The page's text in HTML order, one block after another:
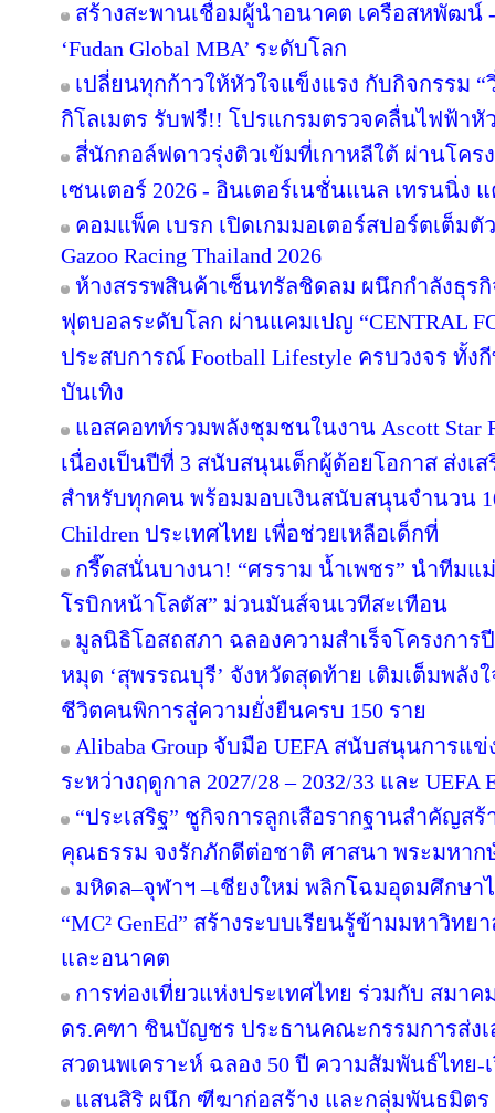
สร้างสะพานเชื่อมผู้นำอนาคต เครือสหพัฒ
‘Fudan Global MBA’ ระดับโลก
เปลี่ยนทุกก้าวให้หัวใจแข็งแรง กับกิจกรรม “
กิโลเมตร รับฟรี!! โปรแกรมตรวจคลื่นไฟฟ้าหั
สี่นักกอล์ฟดาวรุ่งติวเข้มที่เกาหลีใต้ ผ่านโคร
เซนเตอร์ 2026 - อินเตอร์เนชั่นแนล เทรนนิ่ง
คอมแพ็ค เบรก เปิดเกมมอเตอร์สปอร์ตเต็มตั
Gazoo Racing Thailand 2026
ห้างสรรพสินค้าเซ็นทรัลชิดลม ผนึกกำลังธุร
ฟุตบอลระดับโลก ผ่านแคมเปญ “CENTRAL
ประสบการณ์ Football Lifestyle ครบวงจร ทั้
บันเทิง
แอสคอทท์รวมพลังชุมชนในงาน Ascott Star
เนื่องเป็นปีที่ 3 สนับสนุนเด็กผู้ด้อยโอกาส ส่งเ
สำหรับทุกคน พร้อมมอบเงินสนับสนุนจำนวน
Children ประเทศไทย เพื่อช่วยเหลือเด็กที่
กรี๊ดสนั่นบางนา! “ศรราม น้ำเพชร” นำทีมแ
โรบิกหน้าโลตัส” ม่วนมันส์จนเวทีสะเทือน
มูลนิธิโอสถสภา ฉลองความสำเร็จโครงการ
หมุด ‘สุพรรณบุรี’ จังหวัดสุดท้าย เติมเต็มพลัง
ชีวิตคนพิการสู่ความยั่งยืนครบ 150 ราย
Alibaba Group จับมือ UEFA สนับสนุนการ
ระหว่างฤดูกาล 2027/28 – 2032/33 และ UEFA
“ประเสริฐ” ชูกิจการลูกเสือรากฐานสำคัญส
คุณธรรม จงรักภักดีต่อชาติ ศาสนา พระมหาก
มหิดล–จุฬาฯ –เชียงใหม่ พลิกโฉมอุดมศึกษา
“MC² GenEd” สร้างระบบเรียนรู้ข้ามมหาวิ
และอนาคต
การท่องเที่ยวแห่งประเทศไทย ร่วมกับ สมาค
ดร.คฑา ชินบัญชร ประธานคณะกรรมการส่ง
สวดนพเคราะห์ ฉลอง 50 ปี ความสัมพันธ์ไทย-
แสนสิริ ผนึก ฑีฆาก่อสร้าง และกลุ่มพันธมิตร